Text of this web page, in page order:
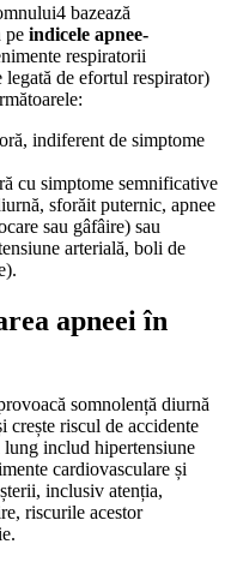
bazează
pe indicele apnee-
respiratorii
legată de efortul respirator)
indiferent de simptome
cu simptome semnificative
sforăit puternic, apnee
sau gâfâire) sau
arterială, boli de
apneei în
somnolență diurnă
crește riscul de accidente
includ hipertensiune
cardiovasculare și
inclusiv atenția,
riscurile acestor